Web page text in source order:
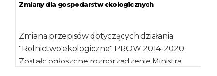
Zmiany dla gospodarstw ekologicznych
Zmiana przepisów dotyczących działania
"Rolnictwo ekologiczne" PROW 2014-2020.
Zostało ogłoszone rozporządzenie Ministra